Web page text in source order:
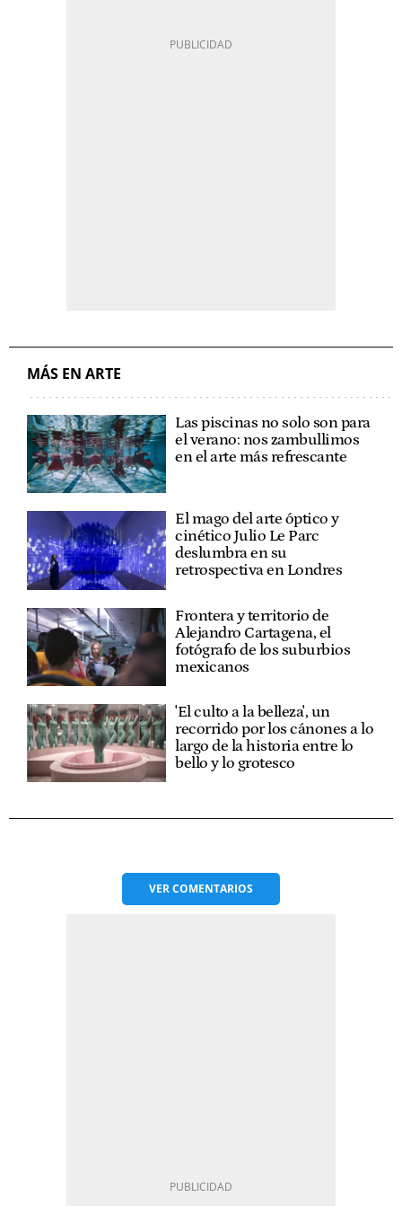
MÁS EN ARTE
Las piscinas no solo son para
el verano: nos zambullimos
en el arte más refrescante
El mago del arte óptico y
cinético Julio Le Parc
deslumbra en su
retrospectiva en Londres
Frontera y territorio de
Alejandro Cartagena, el
fotógrafo de los suburbios
mexicanos
'El culto a la belleza', un
recorrido por los cánones a lo
largo de la historia entre lo
bello y lo grotesco
VERCOMENTARIOS